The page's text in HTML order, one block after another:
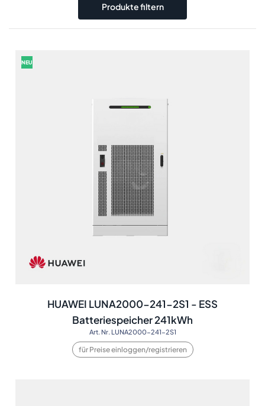
Produkte filtern
NEU
HUAWEI LUNA2000-241-2S1 - ESS
Batteriespeicher 241kWh
Art. Nr. LUNA2000-241-2S1
für Preise einloggen/registrieren